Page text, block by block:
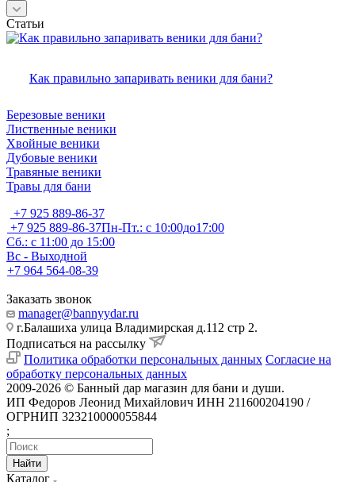
Статьи
Как правильно запаривать веники для бани?
Березовые веники
Лиственные веники
Хвойные веники
Дубовые веники
Травяные веники
Травы для бани
+7 925 889-86-37
+7 925 889-86-37Пн-Пт.: с 10:00до17:00
Сб.: с 11:00 до 15:00
Вс - Выходной
+7 964 564-08-39
Заказать звонок
manager@bannyydar.ru
г.Балашиха улица Владимирская д.112 стр 2.
Подписаться на рассылку
Политика обработки персональных данных Согласие на
обработку персональных данных
2009-2026 © Банный дар магазин для бани и души.
ИП Федоров Леонид Михайлович ИНН 211600204190 /
ОГРНИП 323210000055844
;
Найти
Каталог